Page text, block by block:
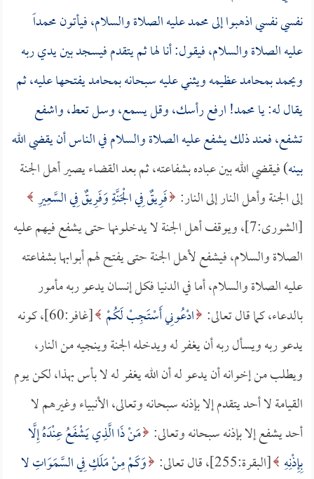
نفسي نفسي اذهبوا إلى محمد عليه الصلاة والسلام، فيأتون محمداً
عليه الصلاة والسلام، فيقول: أنا لها ثم يتقدم فيسجد بين يدي ربه
ويحمد بمحامد عظيمه ويثني عليه سبحانه بمحامد يفتحها عليه، ثم
يقال له: يا محمد! ارفع رأسك، وقل يسمع، وسل تعط، واشفع
تشفع، فعند ذلك يشفع عليه الصلاة والسلام في الناس أن يقضي الله
بينه) فيقضي الله بين عباده بشفاعته، ثم بعد القضاء يصير أهل الجنة
إلى الجنة وأهل النار إلى النار: فَرِيقٌ فِي الْجَنَّةِ وَفَرِيقٌ فِي السَّعِيرِ
[الشورى:7]، ويوقف أهل الجنة لا يدخلونها حتى يشفع فيهم عليه
الصلاة والسلام، فيشفع لأهل الجنة حتى يفتح لهم أبوابها بشفاعته
عليه الصلاة والسلام، أما في الدنيا فكل إنسان يدعو ربه مأمور
بالدعاء، كما قال تعالى: ادْعُونِي أَسْتَجِبْ لَكُمْ
[غافر:60]، كونه
يدعو ربه ويسأل ربه أن يغفر له ويدخله الجنة وينجيه من النار،
ويطلب من إخوانه أن يدعو له أن الله يغفر له لا بأس بهذا، لكن يوم
القيامة لا أحد يتقدم إلا بإذنه سبحانه وتعالى، الأنبياء وغيرهم لا
أحد يشفع إلا بإذنه سبحانه وتعالى: مَنْ ذَا الَّذِي يَشْفَعُ عِنْدَهُ إِلَّا
بِإِذْنِهِ [البقرة:255]، قال تعالى:
وَكَمْ مِنْ مَلَكٍ فِي السَّمَوَاتِ لا